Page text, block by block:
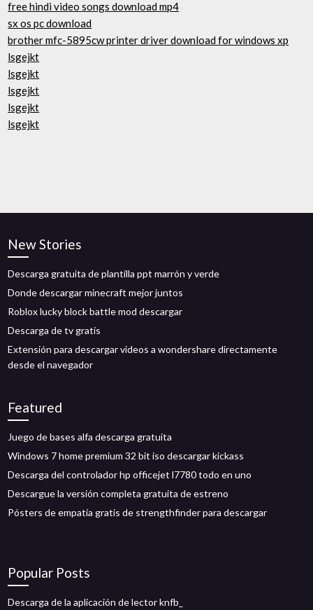
free hindi video songs download mp4
sx os pc download
brother mfc-5895cw printer driver download for windows xp
lsgejkt
lsgejkt
lsgejkt
lsgejkt
lsgejkt
New Stories
Descarga gratuita de plantilla ppt marrón y verde
Donde descargar minecraft mejor juntos
Roblox lucky block battle mod descargar
Descarga de tv gratis
Extensión para descargar videos a wondershare directamente
desde el navegador
Featured
Juego de bases alfa descarga gratuita
Windows 7 home premium 32 bit iso descargar kickass
Descarga del controlador hp officejet l7780 todo en uno
Descargue la versión completa gratuita de estreno
Pósters de empatía gratis de strengthfinder para descargar
Popular Posts
Descarga de la aplicación de lector knfb_